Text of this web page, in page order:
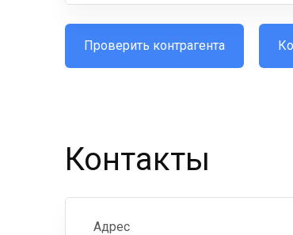
Проверить контрагента
Контакты
Адрес